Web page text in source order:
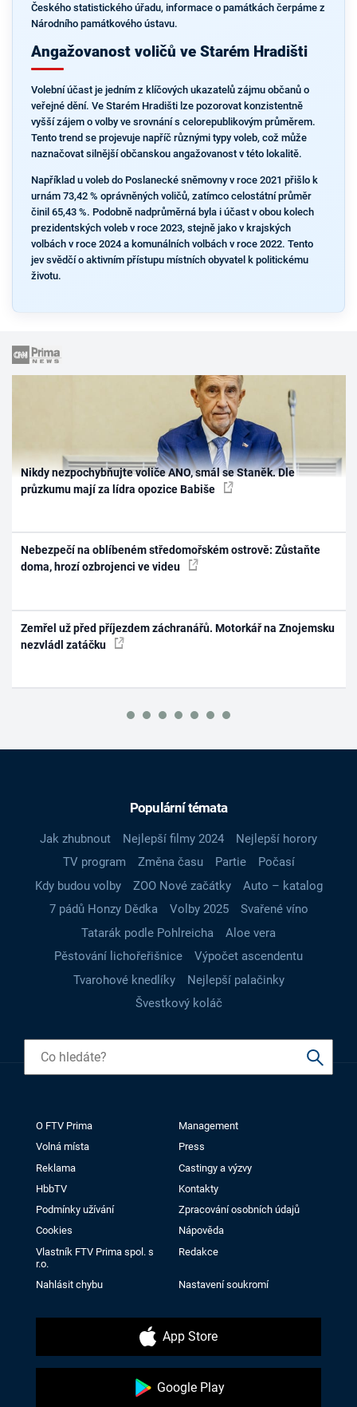
Českého statistického úřadu, informace o památkách čerpáme z
Národního památkového ústavu.
Angažovanost voličů ve Starém Hradišti
Volební účast je jedním z klíčových ukazatelů zájmu občanů o
veřejné dění. Ve Starém Hradišti lze pozorovat konzistentně
vyšší zájem o volby ve srovnání s celorepublikovým průměrem.
Tento trend se projevuje napříč různými typy voleb, což může
naznačovat silnější občanskou angažovanost v této lokalitě.
Například u voleb do Poslanecké sněmovny v roce 2021 přišlo k
urnám 73,42 % oprávněných voličů, zatímco celostátní průměr
činil 65,43 %. Podobně nadprůměrná byla i účast v obou kolech
prezidentských voleb v roce 2023, stejně jako v krajských
volbách v roce 2024 a komunálních volbách v roce 2022. Tento
jev svědčí o aktivním přístupu místních obyvatel k politickému
životu.
Nikdy nezpochybňujte voliče ANO, smál se Staněk. Dle
průzkumu mají za lídra opozice Babiše
Nebezpečí na oblíbeném středomořském ostrově: Zůstaňte
doma, hrozí ozbrojenci ve videu
Zemřel už před příjezdem záchranářů. Motorkář na Znojemsku
nezvládl zatáčku
Populární témata
Jak zhubnout Nejlepší filmy 2024
Nejlepší horory
TV program
Změna času Partie
Počasí
Kdy budou volby
ZOO Nové začátky
Auto – katalog
7 pádů Honzy Dědka
Volby 2025
Svařené víno
Tatarák podle Pohlreicha
Aloe vera
Pěstování lichořeřišnice
Výpočet ascendentu
Tvarohové knedlíky
Nejlepší palačinky
Švestkový koláč
O FTV Prima
Management
Volná místa
Press
Reklama
Castingy a výzvy
HbbTV
Kontakty
Podmínky užívání
Zpracování osobních údajů
Cookies
Nápověda
Vlastník FTV Prima spol. s
r.o.
Redakce
Nahlásit chybu Nastavení soukromí
App Store
Google Play